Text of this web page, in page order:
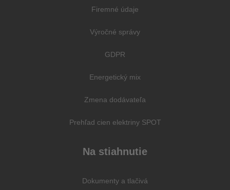
Firemné údaje
Výročné správy
GDPR
Energetický mix
Zmena dodávateľa
Prehľad cien elektriny SPOT
Na stiahnutie
Dokumenty a tlačivá